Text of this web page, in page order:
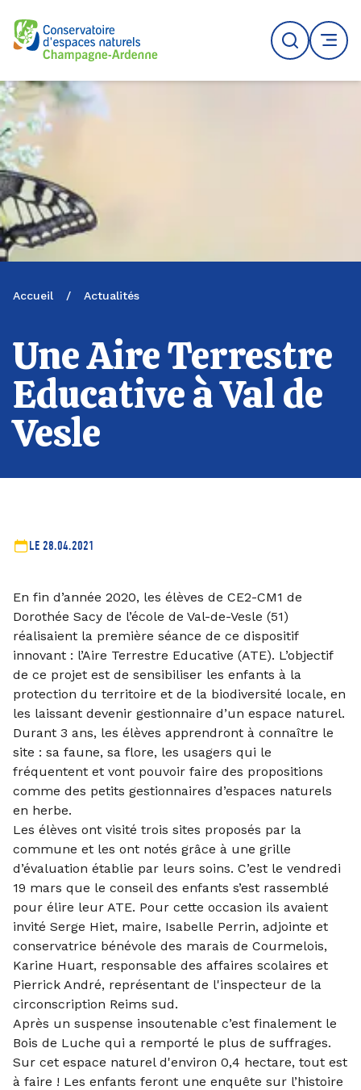
Logo du CENCA
Recherche
MENU
Accueil / Actualités
Une Aire Terrestre
Educative à Val de
Vesle
LE 28.04.2021
En fin d’année 2020, les élèves de CE2-CM1 de
Dorothée Sacy de l’école de Val-de-Vesle (51)
réalisaient la première séance de ce dispositif
innovant : l’Aire Terrestre Educative (ATE). L’objectif
de ce projet est de sensibiliser les enfants à la
protection du territoire et de la biodiversité locale, en
les laissant devenir gestionnaire d’un espace naturel.
Durant 3 ans, les élèves apprendront à connaître le
site : sa faune, sa flore, les usagers qui le
fréquentent et vont pouvoir faire des propositions
comme des petits gestionnaires d’espaces naturels
en herbe.
Les élèves ont visité trois sites proposés par la
commune et les ont notés grâce à une grille
d’évaluation établie par leurs soins. C’est le vendredi
19 mars que le conseil des enfants s’est rassemblé
pour élire leur ATE. Pour cette occasion ils avaient
invité Serge Hiet, maire, Isabelle Perrin, adjointe et
conservatrice bénévole des marais de Courmelois,
Karine Huart, responsable des affaires scolaires et
Pierrick André, représentant de l'inspecteur de la
circonscription Reims sud.
Après un suspense insoutenable c’est finalement le
Bois de Luche qui a remporté le plus de suffrages.
Sur cet espace naturel d'environ 0,4 hectare, tout est
à faire ! Les enfants feront une enquête sur l’histoire